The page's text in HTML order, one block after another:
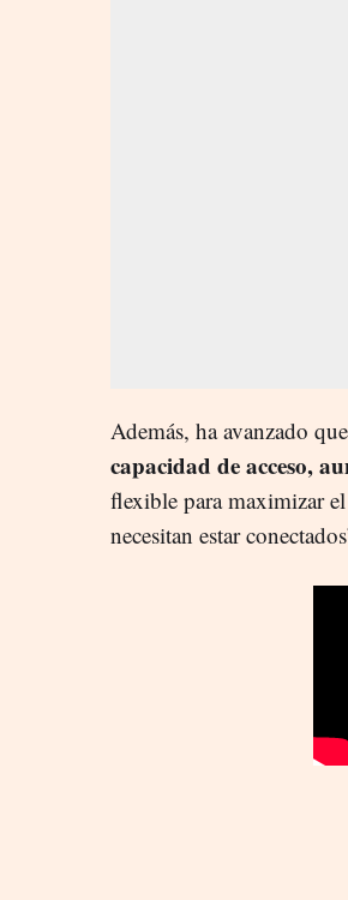
Además, ha avanzado
capacidad de acceso,
flexible para maximizar el
necesitan estar